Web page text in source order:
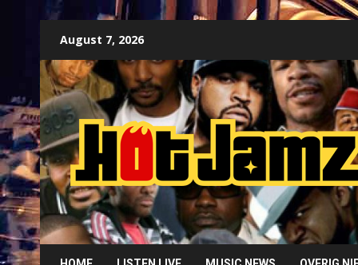
content
August 7, 2026